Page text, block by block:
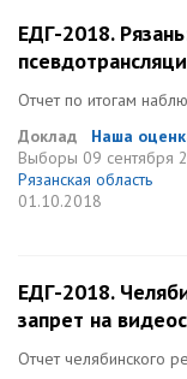
ЕДГ-2018.
Отчет по итогам
Доклад
Наша
Выборы 09 сентября
Рязанская область
01.10.2018
ЕДГ-2018.
запрет на
Отчет челябинского